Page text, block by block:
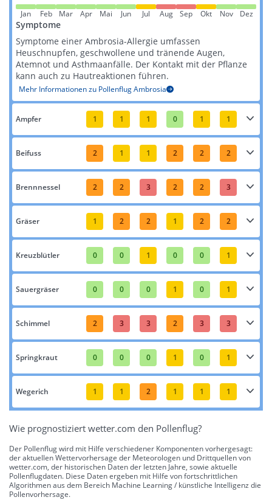
Jan Feb Mar Apr Mai Jun Jul Aug Sep Okt Nov Dez
Symptome
Symptome einer Ambrosia-Allergie umfassen
Heuschnupfen, geschwollene und tränende Augen,
Atemnot und Asthmaanfälle. Der Kontakt mit der Pflanze
kann auch zu Hautreaktionen führen​​.
Mehr Informationen zu Pollenflug Ambrosia
Ampfer 1 1 1 0 1 1
Beifuss 2 1 1 2 2 2
Brennnessel 2 2 3 2 2 3
Gräser 1 2 2 1 2 2
Kreuzblütler 0 0 1 0 0 1
Sauergräser 0 0 0 1 0 1
Schimmel 2 3 3 2 3 3
Springkraut 0 0 0 1 0 1
Wegerich 1 1 2 1 1 1
Wie prognostiziert wetter.com den Pollenflug?
Der Pollenflug wird mit Hilfe verschiedener Komponenten vorhergesagt:
der aktuellen Wettervorhersage der Meteorologen und Drittquellen von
wetter.com, der historischen Daten der letzten Jahre, sowie aktuelle
Pollenflugdaten. Diese Daten ergeben mit Hilfe von fortschrittlichen
Algorithmen aus dem Bereich Machine Learning / künstliche Intelligenz die
Pollenvorhersage.